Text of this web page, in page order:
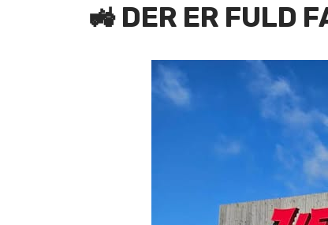
🚜 DER ER FULD